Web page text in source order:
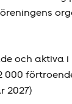
och aktiva
000
2027)